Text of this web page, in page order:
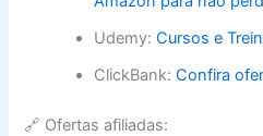
Udemy:Cursos e
ClickBank:Confira
🔗 Ofertas afiliadas: